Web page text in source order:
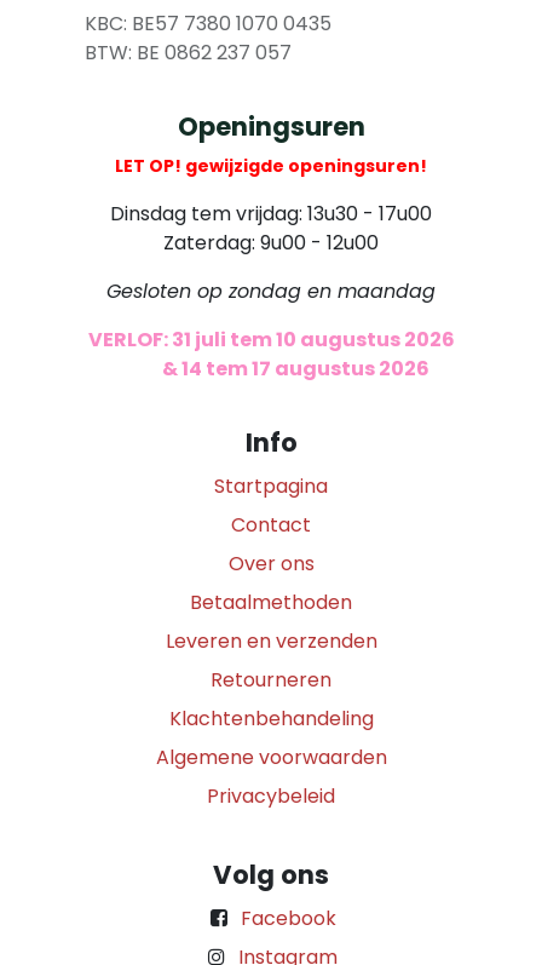
KBC: BE57 7380 1070 0435
​ BTW: BE 0862 237 057
Openingsuren
LET OP! gewijzigde openingsuren!
Dinsdag tem vrijdag: 13u30 - 17u00
Zaterdag: 9u00 - 12u00
Gesloten op zondag en maandag
VERLOF: 31 juli tem 10 augustus 2026
& 14 tem 17 augustus 2026
Info
Startpagina
Contact
Over ons
Betaalmethoden
Leveren en verzenden
Retourneren
Klachtenbehandeling
Algemene voorwaarden
Privacybeleid
Volg ons
Facebook
Instagram